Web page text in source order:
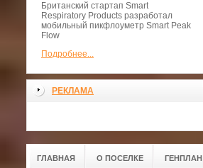
Британский стартап Smart
Respiratory Products разработал
мобильный пикфлоуметр Smart Peak
Flow
Подробнее...
РЕКЛАМА
ГЛАВНАЯ О ПОСЕЛКЕ ГЕНПЛАН